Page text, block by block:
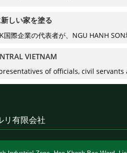
しい家を塗る
際企業の代表者が、NGU HANH
VIETNAM
of officials, civil
リ有限会社